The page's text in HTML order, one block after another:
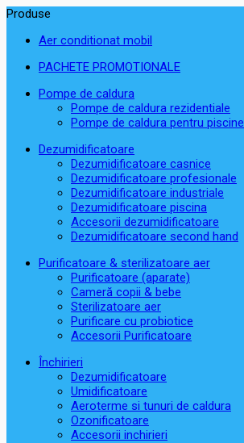
Produse
Aer conditionat mobil
PACHETE PROMOTIONALE
Pompe de caldura
Pompe de caldura rezidentiale
Pompe de caldura pentru piscine
Dezumidificatoare
Dezumidificatoare casnice
Dezumidificatoare profesionale
Dezumidificatoare industriale
Dezumidificatoare piscina
Accesorii dezumidificatoare
Dezumidificatoare second hand
Purificatoare & sterilizatoare aer
Purificatoare (aparate)
Cameră copii & bebe
Sterilizatoare aer
Purificare cu probiotice
Accesorii Purificatoare
Închirieri
Dezumidificatoare
Umidificatoare
Aeroterme si tunuri de caldura
Ozonificatoare
Accesorii inchirieri